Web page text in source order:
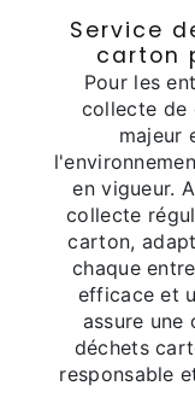
Service
carton
Pour les
collecte de
majeur
en vigueur.
collecte
carton,
chaque
efficace et
assure
déchets
responsable